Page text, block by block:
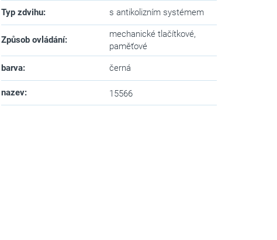
Typ zdvihu: s antikolizním systémem
Způsob ovládání:
mechanické tlačítkové,
paměťové
barva: černá
nazev: 15566